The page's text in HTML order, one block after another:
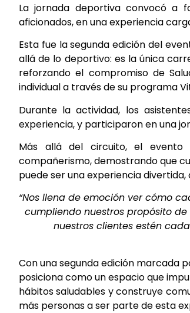
La jornada deportiva convocó a
aficionados, en una experiencia
Esta fue la segunda edición del
allá de lo deportivo: es la única
reforzando el compromiso de
individual a través de su programa
Durante la actividad, los
experiencia, y participaron en una
Más allá del circuito, el evento
compañerismo, demostrando que
puede ser una experiencia
“Nos llena de emoción ver cómo
cumpliendo nuestros propósito
nuestros clientes estén
Con una segunda edición marcada
posiciona como un espacio que
hábitos saludables y construye
más personas a ser parte de esta